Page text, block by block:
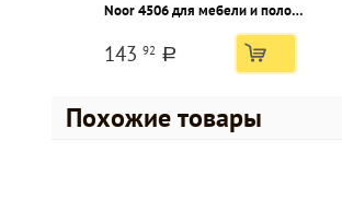
Noor 4506 для мебели и полов,
1-5 мм ель, скошенный
наконечник
143 92 a
Похожие товары